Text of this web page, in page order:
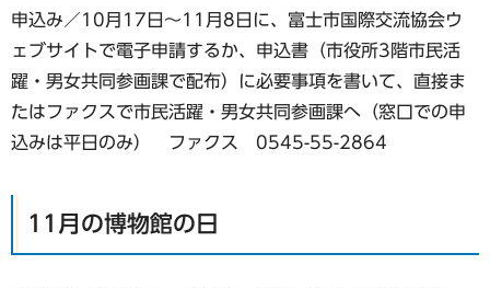
申込み／10月17日〜11月8日に、富士市国際交流協会ウ
ェブサイトで電子申請するか、申込書（市役所3階市民活
躍・男女共同参画課で配布）に必要事項を書いて、直接ま
たはファクスで市民活躍・男女共同参画課へ（窓口での申
込みは平日のみ） ファクス 0545-55-2864
11月の博物館の日